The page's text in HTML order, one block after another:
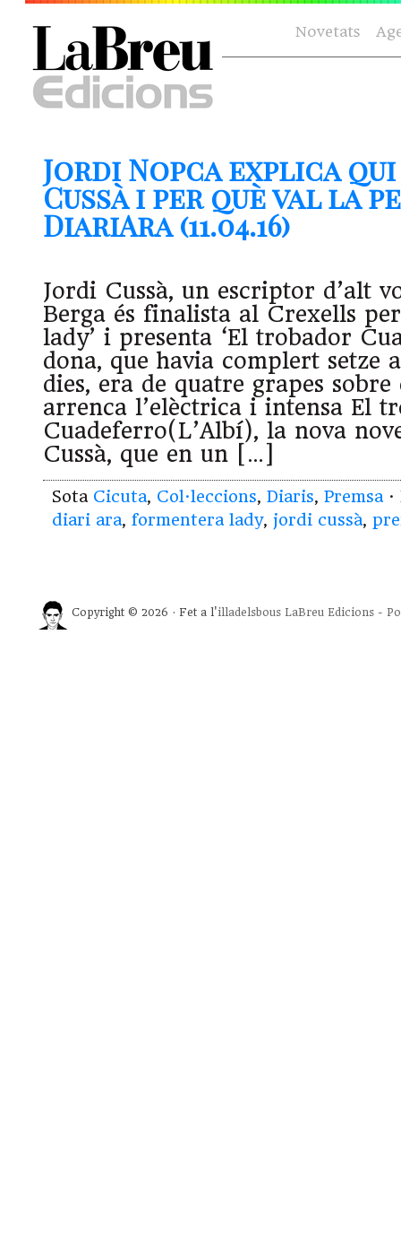
Novetats
Jordi Nopca explica
Cussà i per què val la
DiariAra (11.04.16)
Jordi Cussà, un escriptor d’alt
Berga és finalista al Crexells
lady’ i presenta ‘El trobador
dona, que havia complert setze
dies, era de quatre grapes
arrenca l’elèctrica i intensa El
Cuadeferro(L’Albí), la nova
Cussà, que en un […]
Sota Cicuta, Col·leccions, Diaris, Premsa
diari ara, formentera lady, jordi cussà,
Copyright © 2026 · Fet a l'illadelsbous LaBreu Edicions -